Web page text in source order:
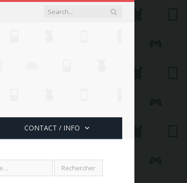
CONTACT / INFO